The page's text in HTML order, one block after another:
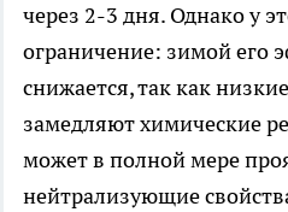
через 2-3 дня. Однако у
ограничение: зимой его
снижается, так как
замедляют химические
может в полной мере
нейтрализующие